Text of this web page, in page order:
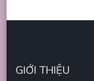
GIỚI THIỆU